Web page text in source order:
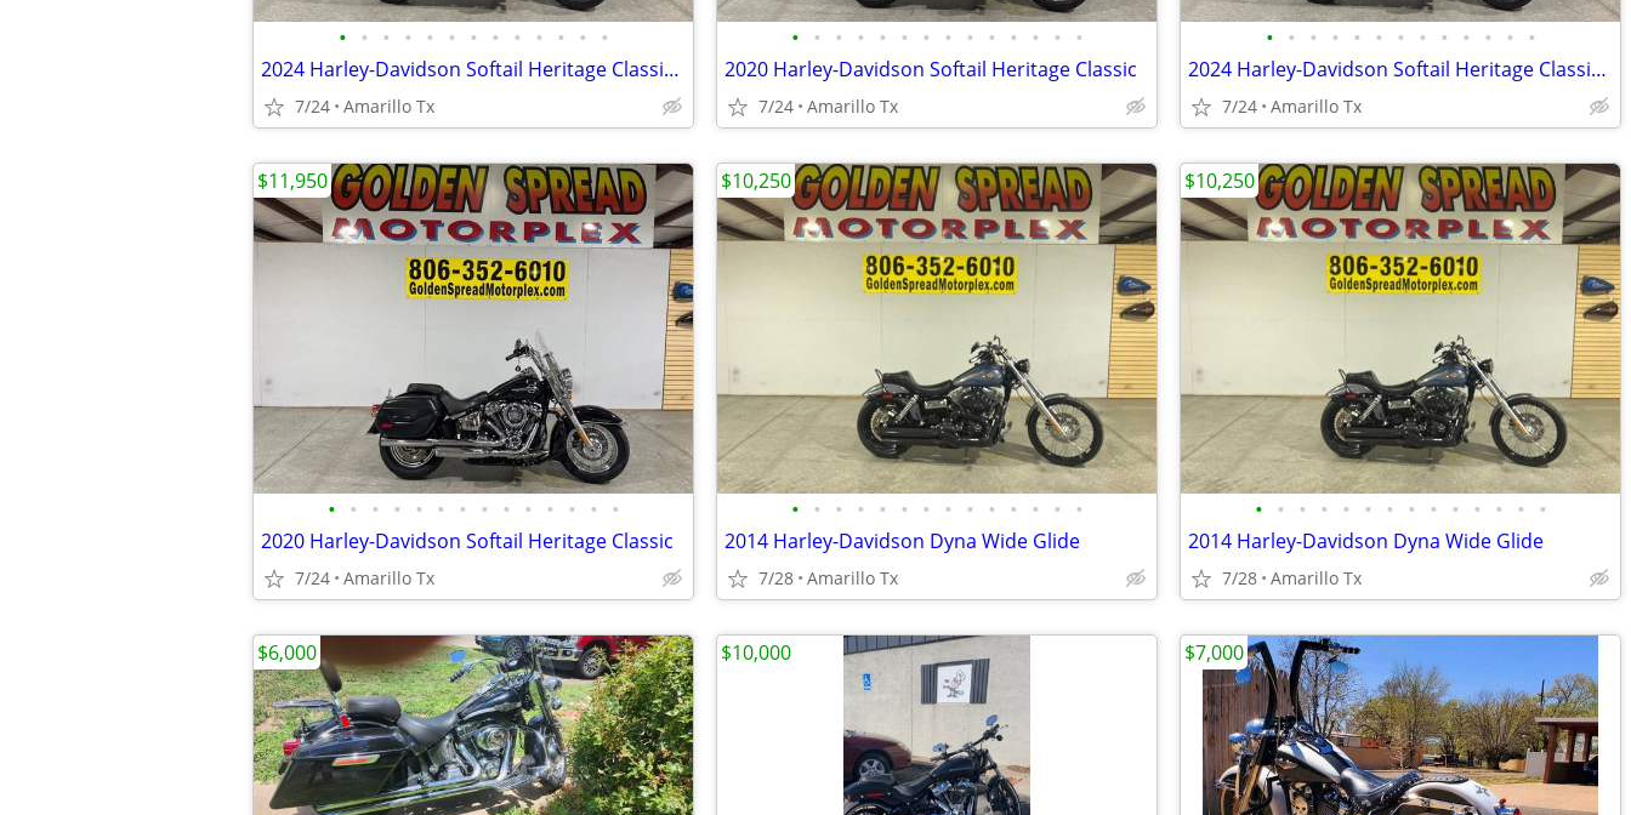
• • • • • • • • • • • • •
2024 Harley-Davidson Softail Heritage Classic 114
7/24 Amarillo Tx
• • • • • • • • • • • • • •
2020 Harley-Davidson Softail Heritage Classic
7/24 Amarillo Tx
• • • • • • • • • • • • •
2024 Harley-Davidson Softail Heritage Classic 114
7/24 Amarillo Tx
• • • • • • • • • • • • • •
2020 Harley-Davidson Softail Heritage Classic
7/24 Amarillo Tx
$11,950
• • • • • • • • • • • • • •
2014 Harley-Davidson Dyna Wide Glide
7/28 Amarillo Tx
$10,250
• • • • • • • • • • • • • •
2014 Harley-Davidson Dyna Wide Glide
7/28 Amarillo Tx
$10,250
$6,000 $10,000 $7,000